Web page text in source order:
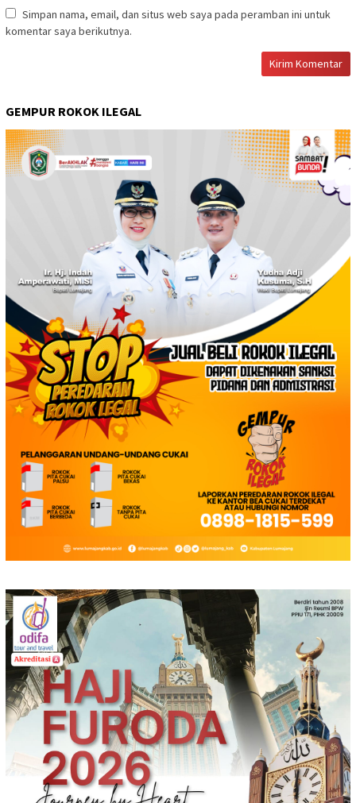
Simpan nama, email, dan situs web saya pada peramban ini untuk
komentar saya berikutnya.
GEMPUR ROKOK ILEGAL